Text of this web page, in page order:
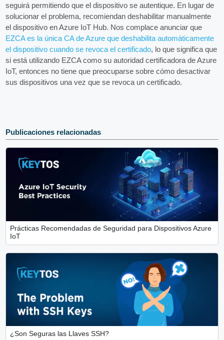
seguirá permitiendo que el dispositivo se autentique. En lugar de
solucionar el problema, recomiendan deshabilitar manualmente
el dispositivo en Azure IoT Hub. Nos complace anunciar que
EZCA es la única CA de Azure que deshabilita automáticamente
el dispositivo cuando se revoca el certificado, lo que significa que
si está utilizando EZCA como su autoridad certificadora de Azure
IoT, entonces no tiene que preocuparse sobre cómo desactivar
sus dispositivos una vez que se revoca un certificado.
Publicaciones relacionadas
Prácticas Recomendadas de Seguridad para Dispositivos Azure
IoT
¿Son Seguras las Llaves SSH?